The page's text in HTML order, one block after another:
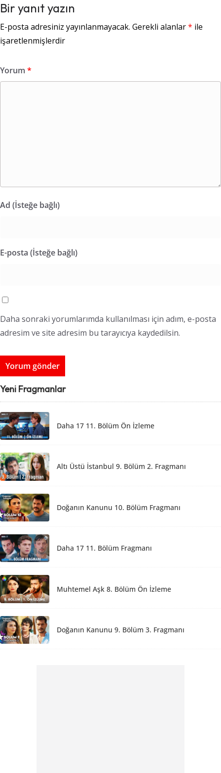
Bir yanıt yazın
E-posta adresiniz yayınlanmayacak. Gerekli alanlar* ile
işaretlenmişlerdir
Yorum *
Ad (İsteğe bağlı)
E-posta (İsteğe bağlı)
Daha sonraki yorumlarımda kullanılması için adım, e-posta
adresim ve site adresim bu tarayıcıya kaydedilsin.
Yeni Fragmanlar
Daha 17 11. Bölüm Ön İzleme
Altı Üstü İstanbul 9. Bölüm 2. Fragmanı
Doğanın Kanunu 10. Bölüm Fragmanı
Daha 17 11. Bölüm Fragmanı
Muhtemel Aşk 8. Bölüm Ön İzleme
Doğanın Kanunu 9. Bölüm 3. Fragmanı